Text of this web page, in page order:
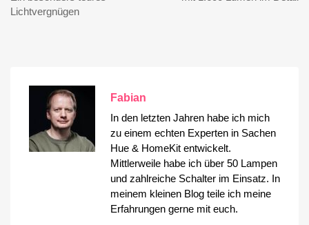
Lichtvergnügen
Fabian
In den letzten Jahren habe ich mich
zu einem echten Experten in Sachen
Hue & HomeKit entwickelt.
Mittlerweile habe ich über 50 Lampen
und zahlreiche Schalter im Einsatz. In
meinem kleinen Blog teile ich meine
Erfahrungen gerne mit euch.